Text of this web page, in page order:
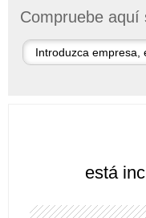
Compruebe aquí
está